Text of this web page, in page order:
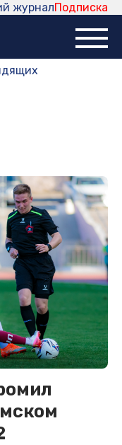
Подписка
журнал